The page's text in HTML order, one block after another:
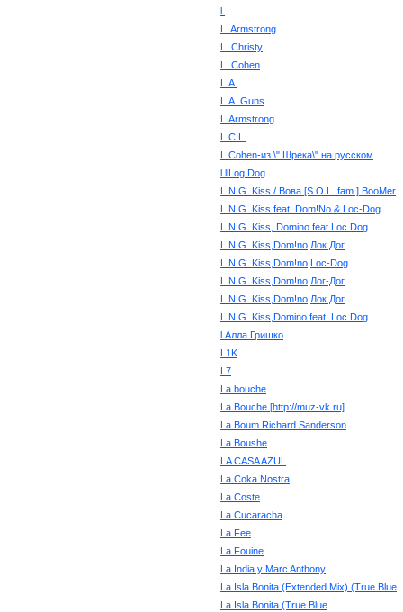
L. Armstrong
L. Christy
L. Cohen
L.A.
L.A. Guns
L.Armstrong
L.C.L.
L.Cohen-из \" Шрека\" на русском
l.llLog Dog
L.N.G. Kiss / Вова [S.O.L. fam.] BooMer
L.N.G. Kiss feat. Dom!No & Loc-Dog
L.N.G. Kiss, Domino feat.Loc Dog
L.N.G. Kiss,Dom!no,Лок Дог
L.N.G. Kiss,Dom!no,Loc-Dog
L.N.G. Kiss,Dom!no,Лог-Дог
L.N.G. Kiss,Dom!no,Лок Дог
L.N.G. Kiss,Domino feat. Loc Dog
l.Алла Гришко
L1K
L7
La bouche
La Bouche [http://muz-vk.ru]
La Boum Richard Sanderson
La Boushe
LA CASA AZUL
La Coka Nostra
La Coste
La Cucaracha
La Fee
La Fouine
La India y Marc Anthony
La Isla Bonita (Extended Mix) (True Blue
La Isla Bonita (True Blue